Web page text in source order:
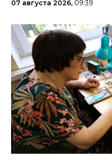
07 августа 2026, 09:39